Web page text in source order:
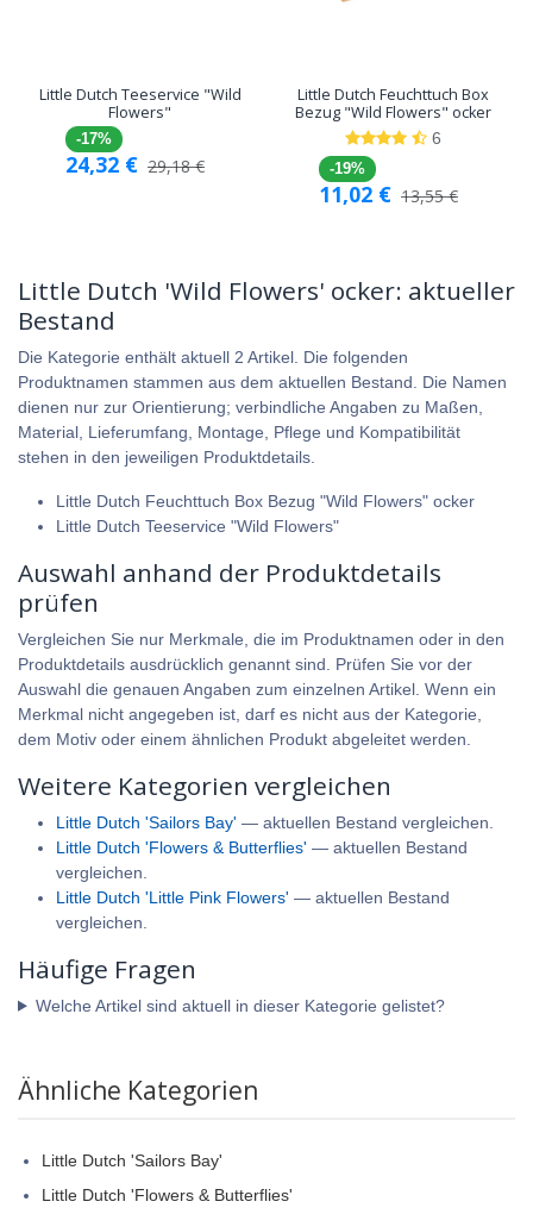
Little Dutch Teeservice "Wild
Flowers"
-17%
24,32 € 29,18€
Little Dutch Feuchttuch Box
Bezug "Wild Flowers" ocker
6
-19%
11,02 € 13,55€
Little Dutch 'Wild Flowers' ocker: aktueller
Bestand
Die Kategorie enthält aktuell 2 Artikel. Die folgenden
Produktnamen stammen aus dem aktuellen Bestand. Die Namen
dienen nur zur Orientierung; verbindliche Angaben zu Maßen,
Material, Lieferumfang, Montage, Pflege und Kompatibilität
stehen in den jeweiligen Produktdetails.
Little Dutch Feuchttuch Box Bezug "Wild Flowers" ocker
Little Dutch Teeservice "Wild Flowers"
Auswahl anhand der Produktdetails
prüfen
Vergleichen Sie nur Merkmale, die im Produktnamen oder in den
Produktdetails ausdrücklich genannt sind. Prüfen Sie vor der
Auswahl die genauen Angaben zum einzelnen Artikel. Wenn ein
Merkmal nicht angegeben ist, darf es nicht aus der Kategorie,
dem Motiv oder einem ähnlichen Produkt abgeleitet werden.
Weitere Kategorien vergleichen
Little Dutch 'Sailors Bay' — aktuellen Bestand vergleichen.
Little Dutch 'Flowers & Butterflies' — aktuellen Bestand
vergleichen.
Little Dutch 'Little Pink Flowers' — aktuellen Bestand
vergleichen.
Häufige Fragen
Welche Artikel sind aktuell in dieser Kategorie gelistet?
Ähnliche Kategorien
Little Dutch 'Sailors Bay'
Little Dutch 'Flowers & Butterflies'